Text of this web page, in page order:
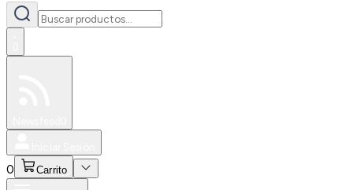
0 Carrito